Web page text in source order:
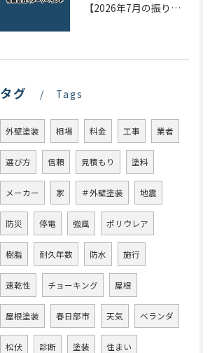
【2026年7月の振り返り】リメークペイントブログまとめ
タグ Tags
外壁塗装 相場 料金 工事 業者
選び方 信頼 見積もり 塗料
メーカー 家 ＃外壁塗装 地震
防災 停電 強風 ポリウレア
樹脂 耐久年数 防水 施行
速乾性 チョーキング 屋根
屋根塗装 春日部市 天気 ベランダ
松伏 診断 塗装 住まい